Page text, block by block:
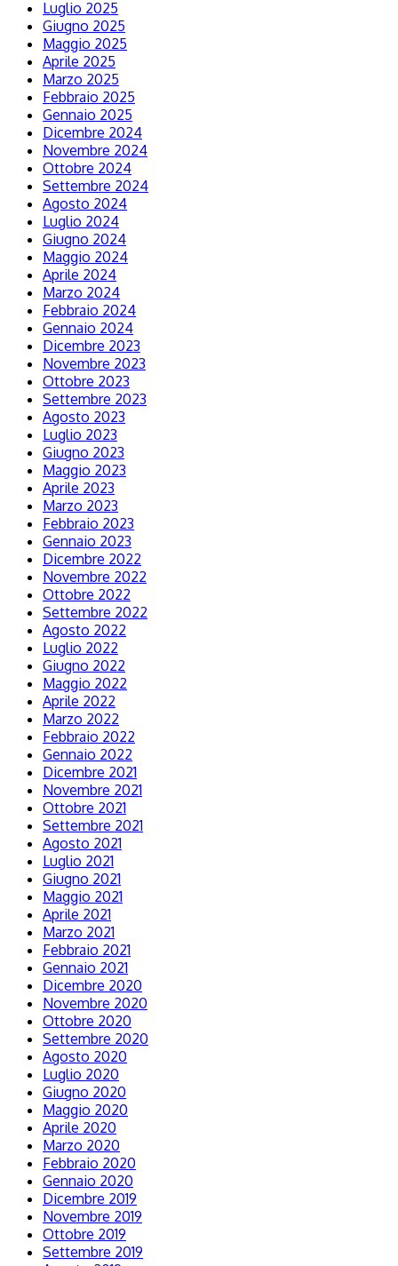
Luglio 2025
Giugno 2025
Maggio 2025
Aprile 2025
Marzo 2025
Febbraio 2025
Gennaio 2025
Dicembre 2024
Novembre 2024
Ottobre 2024
Settembre 2024
Agosto 2024
Luglio 2024
Giugno 2024
Maggio 2024
Aprile 2024
Marzo 2024
Febbraio 2024
Gennaio 2024
Dicembre 2023
Novembre 2023
Ottobre 2023
Settembre 2023
Agosto 2023
Luglio 2023
Giugno 2023
Maggio 2023
Aprile 2023
Marzo 2023
Febbraio 2023
Gennaio 2023
Dicembre 2022
Novembre 2022
Ottobre 2022
Settembre 2022
Agosto 2022
Luglio 2022
Giugno 2022
Maggio 2022
Aprile 2022
Marzo 2022
Febbraio 2022
Gennaio 2022
Dicembre 2021
Novembre 2021
Ottobre 2021
Settembre 2021
Agosto 2021
Luglio 2021
Giugno 2021
Maggio 2021
Aprile 2021
Marzo 2021
Febbraio 2021
Gennaio 2021
Dicembre 2020
Novembre 2020
Ottobre 2020
Settembre 2020
Agosto 2020
Luglio 2020
Giugno 2020
Maggio 2020
Aprile 2020
Marzo 2020
Febbraio 2020
Gennaio 2020
Dicembre 2019
Novembre 2019
Ottobre 2019
Settembre 2019